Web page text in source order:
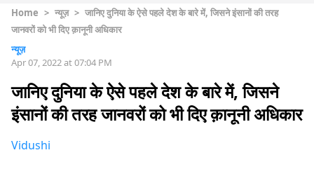
Home > न्यूज़ > जानिए दुनिया के ऐसे पहले देश के बारे में, जिसने इंसानों की तरह
जानवरों को भी दिए क़ानूनी अधिकार
न्यूज़
Apr 07, 2022 at 07:04 PM
जानिए दुनिया के ऐसे पहले देश के बारे में, जिसने
इंसानों की तरह जानवरों को भी दिए क़ानूनी अधिकार
Vidushi